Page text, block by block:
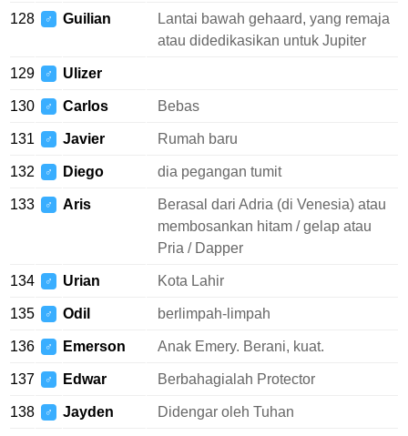
128 ♂ Guilian
Lantai bawah gehaard, yang remaja
atau didedikasikan untuk Jupiter
129 ♂ Ulizer
130 ♂ Carlos Bebas
131 ♂ Javier Rumah baru
132 ♂ Diego dia pegangan tumit
133 ♂ Aris
Berasal dari Adria (di Venesia) atau
membosankan hitam / gelap atau
Pria / Dapper
134 ♂ Urian Kota Lahir
135 ♂ Odil berlimpah-limpah
136 ♂ Emerson Anak Emery. Berani, kuat.
137 ♂ Edwar Berbahagialah Protector
138 ♂ Jayden Didengar oleh Tuhan